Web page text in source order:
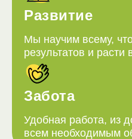
Развитие
Мы научим всему,
результатов и расти
Забота
Удобная работа, из
всем необходимым